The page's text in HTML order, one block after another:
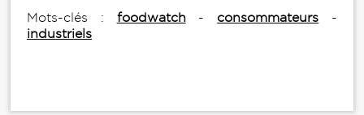
Mots-clés : foodwatch- consommateurs -
industriels